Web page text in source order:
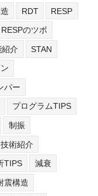
RDT RESP
RESPのツボ
介 STAN
パー
プログラムTIPS
制振
技術紹介
TIPS 減衰
震構造